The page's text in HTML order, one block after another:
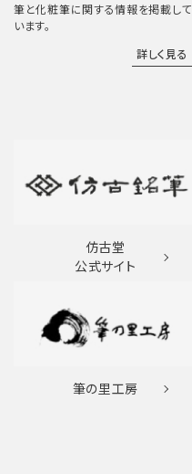
筆と化粧筆に関する情報を掲載して
います。
詳しく見る
仿古堂
公式サイト
筆の里工房